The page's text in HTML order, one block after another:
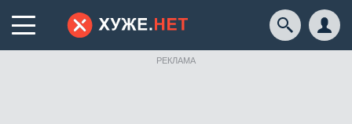
РЕКЛАМА